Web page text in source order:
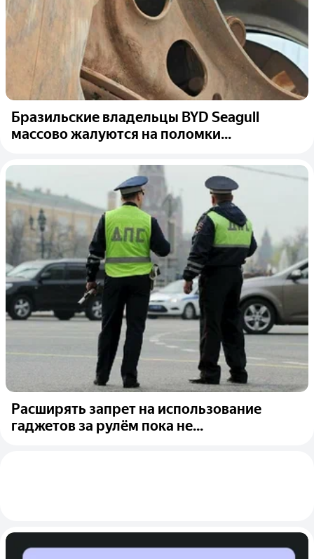
Бразильские владельцы BYD Seagull
массово жалуются на поломки...
Расширять запрет на использование
гаджетов за рулём пока не...